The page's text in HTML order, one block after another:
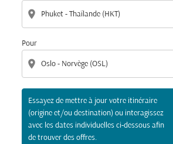
location_on
Pour
location_on
Essayez de mettre à jour votre itinéraire
(origine et/ou destination) ou interagissez
avec les dates individuelles ci-dessous afin
de trouver des offres.